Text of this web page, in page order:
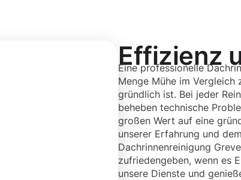
Effizienz
Eine professionelle
Menge Mühe im Vergleich
gründlich ist. Bei jeder
beheben technische
großen Wert auf eine
unserer Erfahrung und
Dachrinnenreinigung
zufriedengeben, wenn es
unsere Dienste und